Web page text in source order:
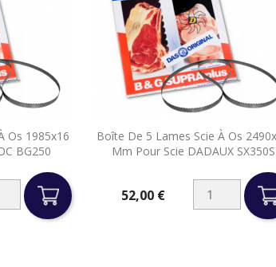
Os 1985x16
BG250
Boîte De 5 Lames Scie À Os
Mm Pour Scie DADAUX SX350S
52,00 €
Aperçu rapide